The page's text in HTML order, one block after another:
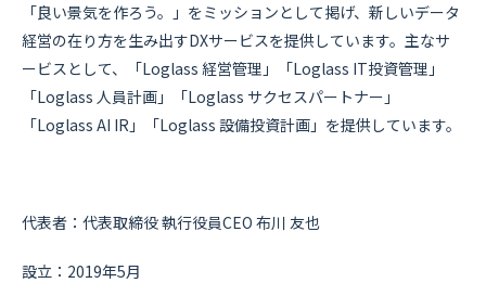
「良い景気を作ろう。」をミッションとして掲げ、新しいデータ
経営の在り方を生み出すDXサービスを提供しています。主なサ
ービスとして、「Loglass 経営管理」「Loglass IT投資管理」
「Loglass 人員計画」「Loglass サクセスパートナー」
「Loglass AI IR」「Loglass 設備投資計画」を提供しています。
代表者：代表取締役 執行役員CEO 布川 友也
設立：2019年5月